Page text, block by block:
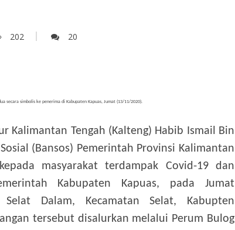
202 20
secara simbolis ke penerima di Kabupaten Kapuas, Jumat (13/11/2020).
Kalimantan Tengah (Kalteng) Habib Ismail Bin
(Bansos) Pemerintah Provinsi Kalimantan
masyarakat terdampak Covid-19 dan
Kabupaten Kapuas, pada Jumat
Dalam, Kecamatan Selat, Kabupten
tersebut disalurkan melalui Perum Bulog